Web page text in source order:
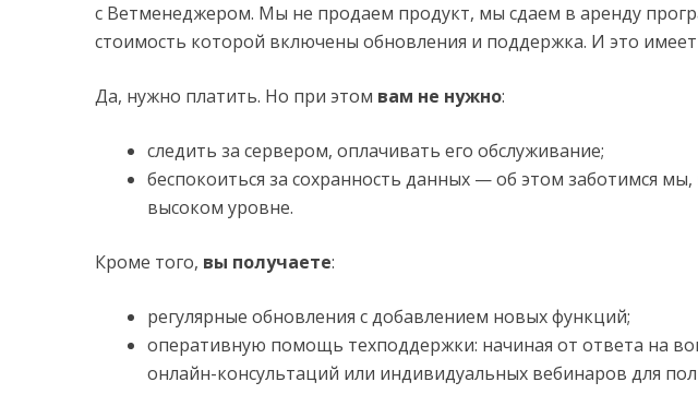
с Ветменеджером. Мы не продаем продукт, мы сдаем в аренду
стоимость которой включены обновления и поддержка. И это
Да, нужно платить. Но при этом вам не нужно:
следить за сервером, оплачивать его обслуживание;
беспокоиться за сохранность данных — об этом заботимся
высоком уровне.
Кроме того, вы получаете:
регулярные обновления с добавлением новых функций;
оперативную помощь техподдержки: начиная от ответа на
онлайн-консультаций или индивидуальных вебинаров для